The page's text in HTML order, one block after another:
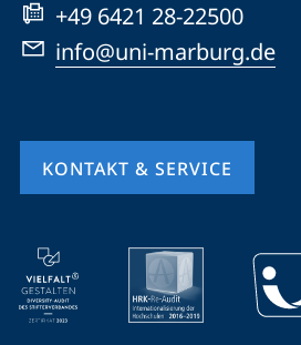
+49 6421 28-22500
info@uni-marburg.de
KONTAKT & SERVICE
Mobile-
Service-
Navigation